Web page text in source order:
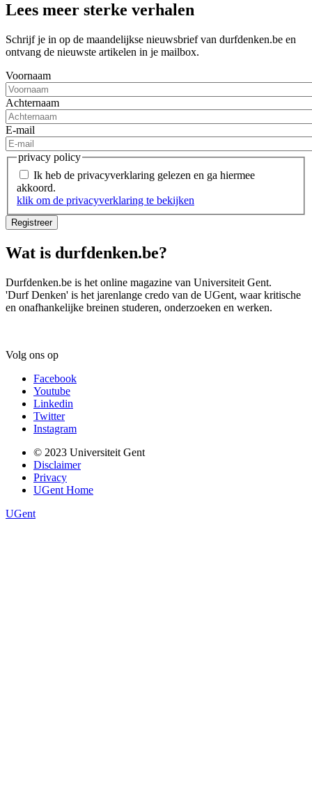
Lees meer sterke verhalen
Schrijf je in op de maandelijkse nieuwsbrief van durfdenken.be en
ontvang de nieuwste artikelen in je mailbox.
Voornaam
Achternaam
E-mail
privacy policy
Ik heb de privacyverklaring gelezen en ga hiermee
akkoord.
klik om de privacyverklaring te bekijken
of
suggesties?
Wat is durfdenken.be?
Durfdenken.be is het online magazine van Universiteit Gent.
'Durf Denken' is het jarenlange credo van de UGent, waar kritische
en onafhankelijke breinen studeren, onderzoeken en werken.
Volg ons op
Facebook
Youtube
Linkedin
Twitter
Instagram
Voet
© 2023 Universiteit Gent
Disclaimer
Privacy
UGent Home
UGent